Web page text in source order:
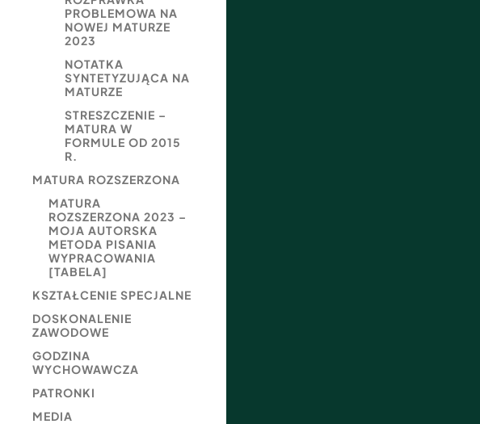
PROBLEMOWA NA
NOWEJ MATURZE
2023
NOTATKA
SYNTETYZUJĄCA NA
MATURZE
STRESZCZENIE –
MATURA W
FORMULE OD 2015
R.
MATURA ROZSZERZONA
MATURA
ROZSZERZONA 2023 –
MOJA AUTORSKA
METODA PISANIA
WYPRACOWANIA
[TABELA]
KSZTAŁCENIE SPECJALNE
DOSKONALENIE
ZAWODOWE
GODZINA
WYCHOWAWCZA
PATRONKI
MEDIA